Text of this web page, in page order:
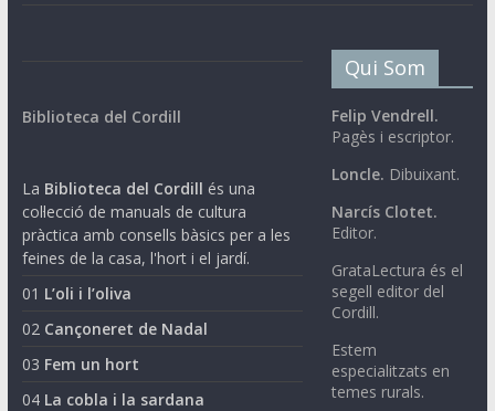
Biblioteca del Cordill
La Biblioteca del Cordill és una
col·lecció de manuals de cultura
pràctica amb consells bàsics per a les
feines de la casa, l'hort i el jardí.
01 L’oli i l’oliva
02 Cançoneret de Nadal
03 Fem un hort
04 La cobla i la sardana
Qui Som
Felip Vendrell.
Pagès i escriptor.
Loncle. Dibuixant.
Narcís Clotet.
Editor.
GrataLectura és el
segell editor del
Cordill.
Estem
especialitzats en
temes rurals.